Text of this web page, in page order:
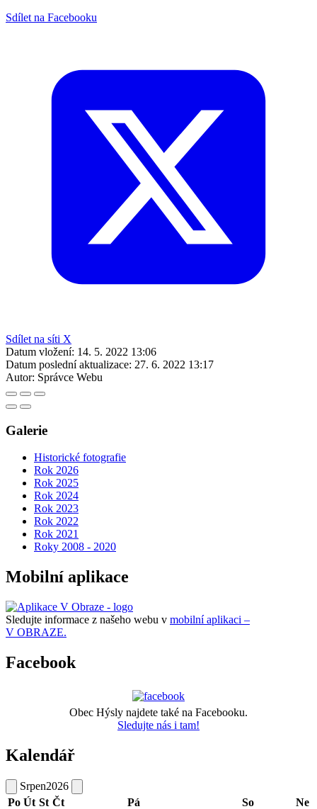
Sdílet na Facebooku
Sdílet na síti X
Datum vložení: 14. 5. 2022 13:06
Datum poslední aktualizace: 27. 6. 2022 13:17
Autor: Správce Webu
Galerie
Historické fotografie
Rok 2026
Rok 2025
Rok 2024
Rok 2023
Rok 2022
Rok 2021
Roky 2008 - 2020
Mobilní aplikace
Sledujte informace z našeho webu v mobilní aplikaci –
V OBRAZE.
Facebook
Obec Hýsly najdete také na Facebooku.
Sledujte nás i tam!
Kalendář
Srpen2026
Po Út St Čt Pá So
Ne